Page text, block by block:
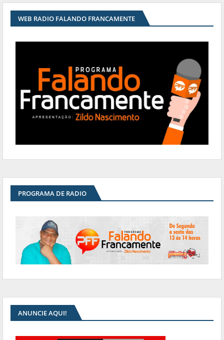
WEB RADIO FALANDO FRANCAMENTE
PROGRAMA DE RADIO
ANUNCIE AQUI!